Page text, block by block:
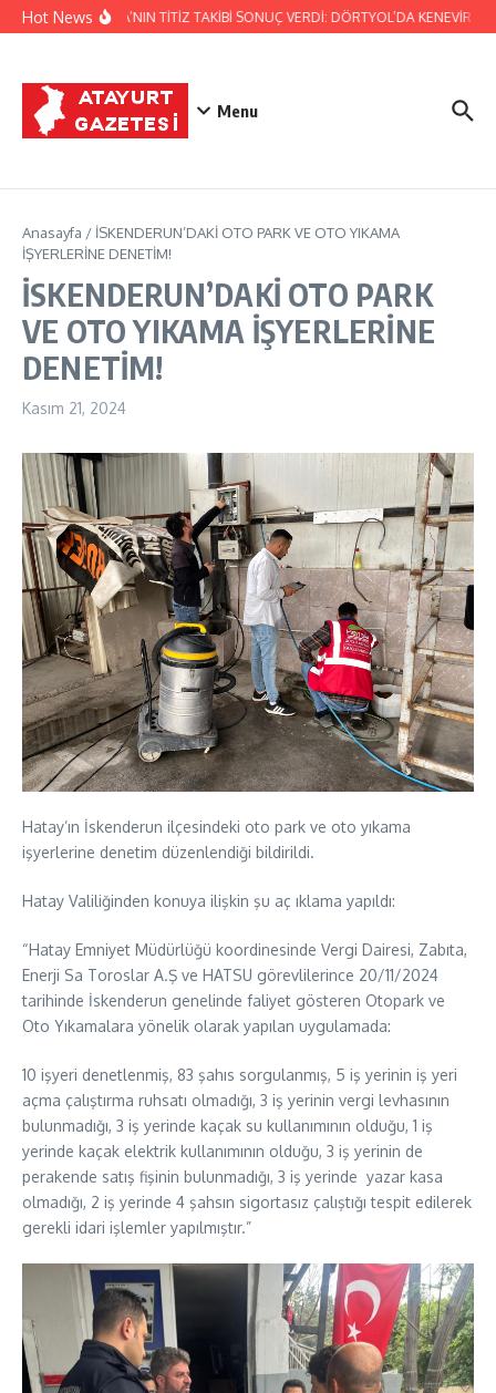
İçeriğe atla
Hot News
JANDARMA’NIN TİTİZ TAKİBİ SONUÇ VERDİ: DÖRTYOL’DA KENEVİR
Menu
Anasayfa / İSKENDERUN’DAKİ OTO PARK VE OTO YIKAMA
İŞYERLERİNE DENETİM!
İSKENDERUN’DAKİ OTO PARK
VE OTO YIKAMA İŞYERLERİNE
DENETİM!
Kasım 21, 2024
Hatay’ın İskenderun ilçesindeki oto park ve oto yıkama
işyerlerine denetim düzenlendiği bildirildi.
Hatay Valiliğinden konuya ilişkin şu aç ıklama yapıldı:
“Hatay Emniyet Müdürlüğü koordinesinde Vergi Dairesi, Zabıta,
Enerji Sa Toroslar A.Ş ve HATSU görevlilerince 20/11/2024
tarihinde İskenderun genelinde faliyet gösteren Otopark ve
Oto Yıkamalara yönelik olarak yapılan uygulamada:
10 işyeri denetlenmiş, 83 şahıs sorgulanmış, 5 iş yerinin iş yeri
açma çalıştırma ruhsatı olmadığı, 3 iş yerinin vergi levhasının
bulunmadığı, 3 iş yerinde kaçak su kullanımının olduğu, 1 iş
yerinde kaçak elektrik kullanımının olduğu, 3 iş yerinin de
perakende satış fişinin bulunmadığı, 3 iş yerinde yazar kasa
olmadığı, 2 iş yerinde 4 şahsın sigortasız çalıştığı tespit edilerek
gerekli idari işlemler yapılmıştır.”